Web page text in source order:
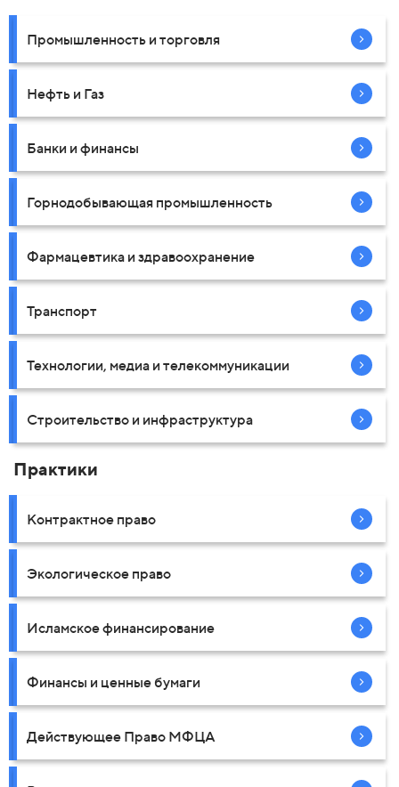
Промышленность и торговля
Нефть и Газ
Банки и финансы
Горнодобывающая промышленность
Фармацевтика и здравоохранение
Транспорт
Технологии, медиа и телекоммуникации
Строительство и инфраструктура
Практики
Контрактное право
Экологическое право
Исламское финансирование
Финансы и ценные бумаги
Действующее Право МФЦА